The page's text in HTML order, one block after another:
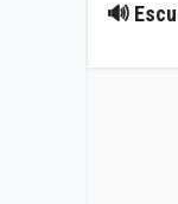
🔊